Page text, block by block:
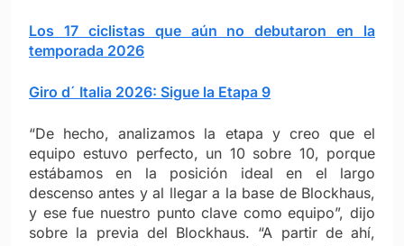
Los 17 ciclistas que aún no debutaron en la
temporada 2026
Giro d´ Italia 2026: Sigue la Etapa 9
“De hecho, analizamos la etapa y creo que el
equipo estuvo perfecto, un 10 sobre 10, porque
estábamos en la posición ideal en el largo
descenso antes y al llegar a la base de Blockhaus,
y ese fue nuestro punto clave como equipo”, dijo
sobre la previa del Blockhaus. “A partir de ahí,